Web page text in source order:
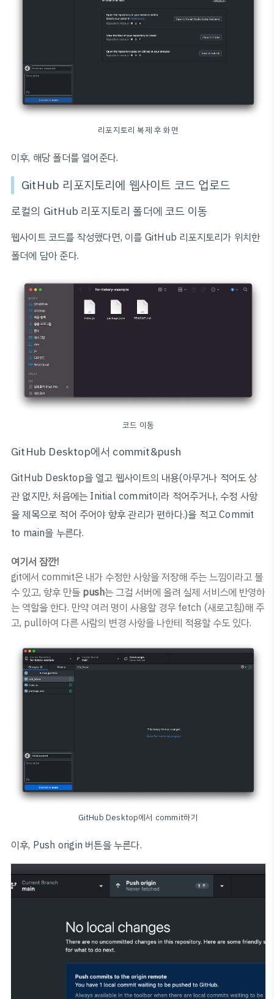
리포지토리 복제 후 화면
이후, 해당 폴더를 열어준다.
GitHub 리포지토리에 웹사이트 코드 업로드
로컬의 GitHub 리포지토리 폴더에 코드 이동
웹사이트 코드를 작성했다면, 이를 GitHub 리포지토리가 위치한
폴더에 담아 준다.
코드 이동
GitHub Desktop에서 commit&push
GitHub Desktop을 열고 웹사이트의 내용(아무거나 적어도 상
관 없지만, 처음에는 Initial commit이라 적어주거나, 수정 사항
을 제목으로 적어 주어야 향후 관리가 편하다.)을 적고 Commit
to main을 누른다.
여기서 잠깐!
git에서 commit은 내가 수정한 사항을 저장해 주는 느낌이라고 볼
수 있고, 향후 만들 push는 그걸 서버에 올려 실제 서비스에 반영하
는 역할을 한다. 만약 여러 명이 사용할 경우 fetch (새로고침)해 주
고, pull하여 다른 사람의 변경 사항을 나한테 적용할 수도 있다.
GitHub Desktop에서 commit하기
이후, Push origin 버튼을 누른다.